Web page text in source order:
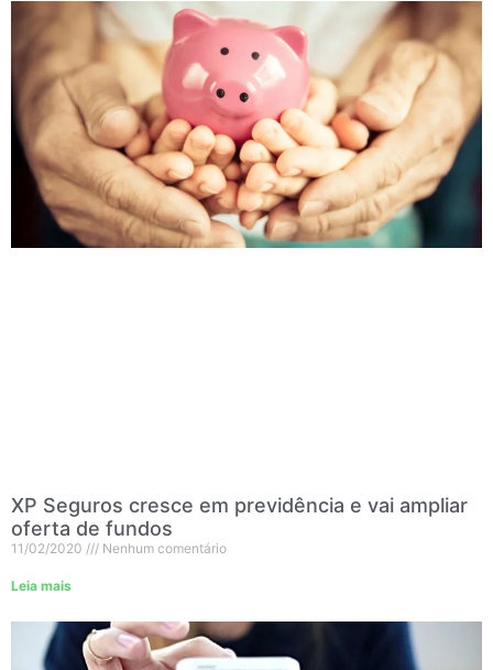
XP Seguros cresce em previdência e vai ampliar
oferta de fundos
11/02/2020 Nenhum comentário
Leia mais